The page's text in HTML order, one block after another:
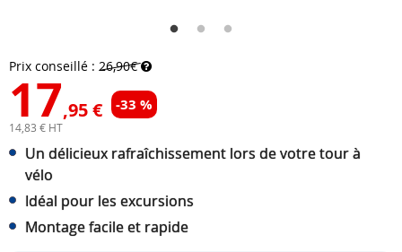
Prix conseillé : 26,90€
17,95 € -33 %
14,83 € HT
Un délicieux rafraîchissement lors de votre tour à
vélo
Idéal pour les excursions
Montage facile et rapide